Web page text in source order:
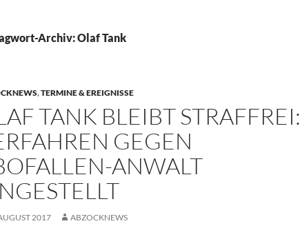
Archiv: Olaf Tank
,TERMINE & EREIGNISSE
TANK BLEIBT STRAFFREI:
GEGEN
ANWALT
2017 ABZOCKNEWS